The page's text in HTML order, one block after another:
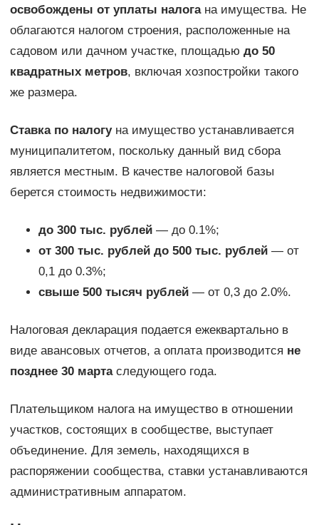
освобождены от уплаты налогана имущества. Не
облагаются налогом строения, расположенные на
садовом или дачном участке, площадью до 50
квадратных метров, включая хозпостройки такого
же размера.
Ставка по налогуна имущество устанавливается
муниципалитетом, поскольку данный вид сбора
является местным. В качестве налоговой базы
берется стоимость недвижимости:
до 300 тыс. рублей— до 0.1%;
от 300 тыс. рублей до 500 тыс. рублей— от
0,1 до 0.3%;
свыше 500 тысяч рублей— от 0,3 до 2.0%.
Налоговая декларация подается ежеквартально в
виде авансовых отчетов, а оплата производится не
позднее 30 мартаследующего года.
Плательщиком налога на имущество в отношении
участков, состоящих в сообществе, выступает
объединение. Для земель, находящихся в
распоряжении сообщества, ставки устанавливаются
административным аппаратом.